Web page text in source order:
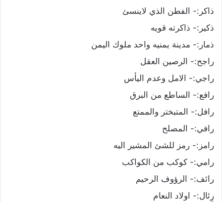
ذاكر:- الفطن الذي لاينسئ
ذكير:- ذاكرته قويه
ذمار:- مدينة يمنيه واحد ملوك اليمن
راجح:- الرصين العقل
راجي:- الامل وعدم اليأس
رافع:- الساطع من البرق
رافل:- المتبختر والممتع
رافي:- المصلح
رامز:- رمز للشئ المشير اليه
رامي:- كوكب من الكواكب
رائف:- الرؤوف الرحيم
رِئال:- اولاد النعام